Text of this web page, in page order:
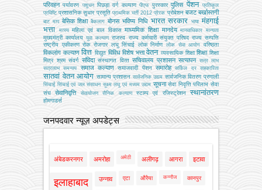
परिवहन पर्यावरण पशुधन पिछड़ा वर्ग कल्‍याण पीएफ पुरस्कार पुलिस पेंशन
प्रतिकूल
प्रविष्टि प्रशासनिक सुधार प्रसूति प्राथमिक भर्ती 2012 प्रेरक प्रोबेशन बजट बर्खास्तगी
बाट माप बेसिक शिक्षा बैकलाग बोनस भविष्य निधि भारत सरकार भाषा मंहगाई
भत्ता
मत्‍स्‍य महिला एवं बाल विकास माध्यमिक शिक्षा मानदेय मानवाधिकार मान्यता
मुख्‍यमंत्री कार्यालय युवा कल्याण राजस्व राज्य कर्मचारी संयुक्त परिषद राज्य सम्पत्ति
राष्ट्रीय एकीकरण रोक रोजगार लघु सिंचाई लोक निर्माण लोक सेवा आयोग वरिष्ठता
विकलांग कल्याण वित्त विद्युत विविध विशेष भत्ता वेतन व्‍यवसायिक शिक्षा शिक्षा शिक्षा
मित्र श्रम संवर्ग संविदा संस्‍थागत वित्‍त सचिवालय प्रशासन सत्यापन सत्र लाभ
सत्रलाभ
समन्वय समाज कल्याण समाजवादी पेंशन समारोह सर्किल दर सहकारिता
सातवां वेतन आयोग सामान्य प्रशासन सार्वजनिक उद्यम सार्वजनिक वितरण प्रणाली
सिंचाई सिंचाई एवं जल संसाधन सूक्ष्म लघु एवं मध्यम उद्यम सूचना सेवा निवृत्ति परिलाभ सेवा
संघ
सेवानिवृत्ति सेवायोजन सैनिक कल्‍याण स्टाम्प एवं रजिस्ट्रेशन स्थानांतरण
होमगाडर्स
जनपदवार न्यूज़ अपडेट्स
अंबेडकरनगर अमरोहा अमेठी अलीगढ़ आगरा इटावा
इलाहाबाद उन्नाव एटा औरैया कन्नौज कानपुर